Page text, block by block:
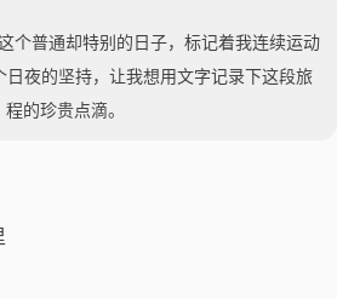
个普通却特别的日子，标记着我连续运动
日夜的坚持，让我想用文字记录下这段旅
程的珍贵点滴。